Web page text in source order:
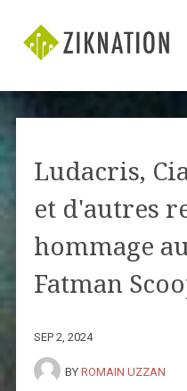
Ludacris,
et d'autres
hommage
Fatman
SEP 2, 2024
BY ROMAIN UZZAN